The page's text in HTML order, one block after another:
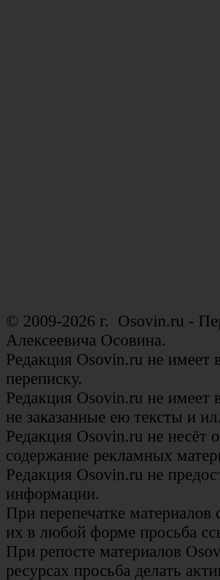
© 2009-2026 г. Osovin.ru -
Алексеевича Осовина.
Редакция Osovin.ru не имеет
переписку.
Редакция Osovin.ru не имеет
не заказанные ею тексты и
Редакция Osovin.ru не несёт
содержание рекламных
Редакция Osovin.ru не
информации.
При перепечатке
их в любой форме просьба
При репосте материалов
ресурсах просьба делать